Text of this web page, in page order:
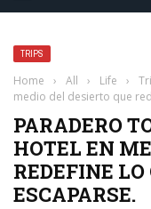
TRIPS
Home › All › Life ›
medio del desierto que
PARADERO
HOTEL EN
REDEFINE
ESCAPARSE.